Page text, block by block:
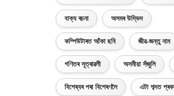
বাক্য ৰচনা অসমৰ উদ্ভিদ
কম্পিউটাৰত আঁকা ছবি জীৱ-জন্তু নাম
গণিতৰ সূত্ৰাৱলী অসমীয়া সঁজুলি
বিশেষ্যৰ পৰা বিশেষণলৈ এটা শব্দত